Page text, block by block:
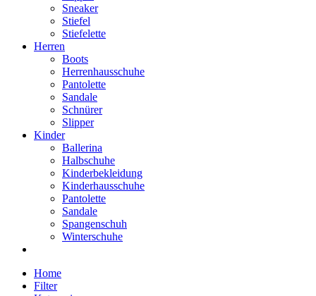
Sneaker
Stiefel
Stiefelette
Herren
Boots
Herrenhausschuhe
Pantolette
Sandale
Schnürer
Slipper
Kinder
Ballerina
Halbschuhe
Kinderbekleidung
Kinderhausschuhe
Pantolette
Sandale
Spangenschuh
Winterschuhe
Home
Filter